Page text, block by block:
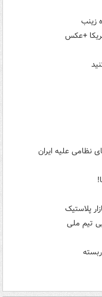
زینب
نظامی علیه ایران
پلاستیک